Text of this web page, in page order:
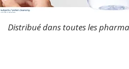
Distribué dans toutes les